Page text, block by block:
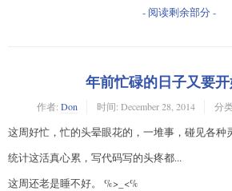
- 阅读剩余部分 -
年前忙碌的日子又要
作者: Don 时间: December 28, 2014 分
这周好忙，忙的头晕眼花的，一堆事，碰见各种
统计这活真心累，写代码写的头疼都...
这周还老是睡不好。 %>_<%